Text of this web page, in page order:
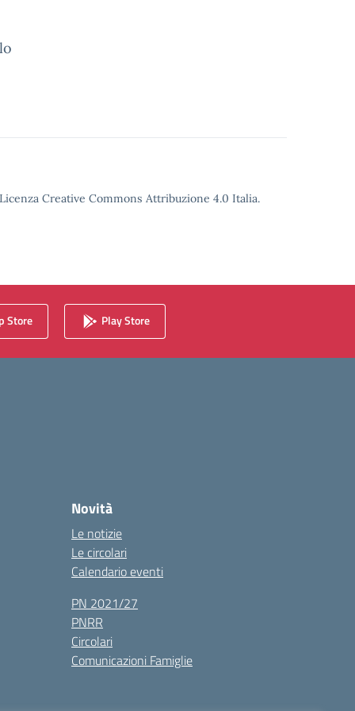
Creative Commons Attribuzione 4.0 Italia.
Store Play Store
Novità
Le notizie
Le circolari
Calendario eventi
PN 2021/27
PNRR
Circolari
Comunicazioni Famiglie